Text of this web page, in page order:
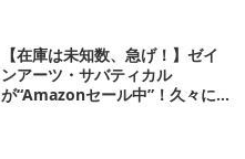
【在庫は未知数、急げ！】ゼイ
ンアーツ・サバティカル
が“Amazonセール中”！久々に